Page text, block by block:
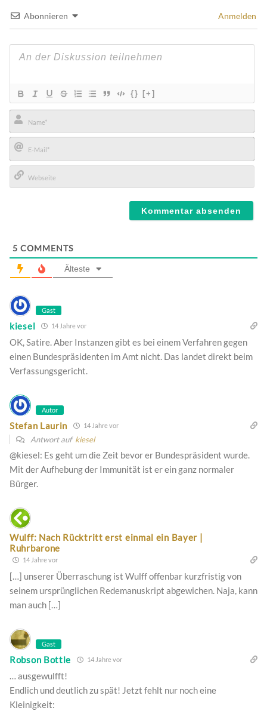
Abonnieren Anmelden
{} [+]
Name*
E-
Mail*
5 COMMENTS
Älteste
Gast
kiesel 14 Jahre vor
OK, Satire. Aber Instanzen gibt es bei einem Verfahren gegen
einen Bundespräsidenten im Amt nicht. Das landet direkt beim
Verfassungsgericht.
Autor
Stefan Laurin 14 Jahre vor
Antwort auf kiesel
@kiesel: Es geht um die Zeit bevor er Bundespräsident wurde.
Mit der Aufhebung der Immunität ist er ein ganz normaler
Bürger.
Wulff: Nach Rücktritt erst einmal ein Bayer |
Ruhrbarone
14 Jahre vor
[…] unserer Überraschung ist Wulff offenbar kurzfristig von
seinem ursprünglichen Redemanuskript abgewichen. Naja, kann
man auch […]
Gast
Robson Bottle 14 Jahre vor
… ausgewulfft!
Endlich und deutlich zu spät! Jetzt fehlt nur noch eine
Kleinigkeit: